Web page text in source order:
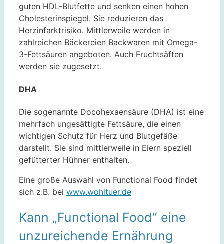
guten HDL-Blutfette und senken einen hohen
Cholesterinspiegel. Sie reduzieren das
Herzinfarktrisiko. Mittlerweile werden in
zahlreichen Bäckereien Backwaren mit Omega-
3-Fettsäuren angeboten. Auch Fruchtsäften
werden sie zugesetzt.
DHA
Die sogenannte Docohexaensäure (DHA) ist eine
mehrfach ungesättigte Fettsäure, die einen
wichtigen Schutz für Herz und Blutgefäße
darstellt. Sie sind mittlerweile in Eiern speziell
gefütterter Hühner enthalten.
Eine große Auswahl von Functional Food findet
sich z.B. bei www.wohltuer.de
Kann „Functional Food“ eine
unzureichende Ernährung